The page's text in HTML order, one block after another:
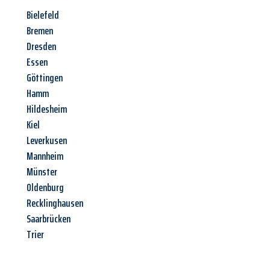
Bielefeld
Bremen
Dresden
Essen
Göttingen
Hamm
Hildesheim
Kiel
Leverkusen
Mannheim
Münster
Oldenburg
Recklinghausen
Saarbrücken
Trier